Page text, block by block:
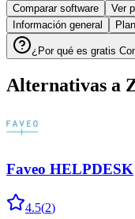
Comparar software
Ver
Información general
¿Por qué es gratis
Alternativas a
Faveo HELPDESK
4.5(2)